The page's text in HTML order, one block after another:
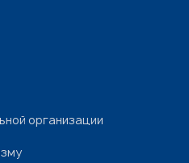
организации